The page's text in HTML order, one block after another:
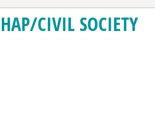
CIVIL SOCIETY